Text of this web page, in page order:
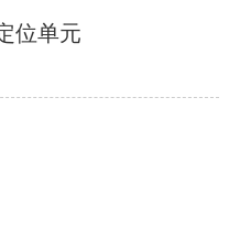
位单元